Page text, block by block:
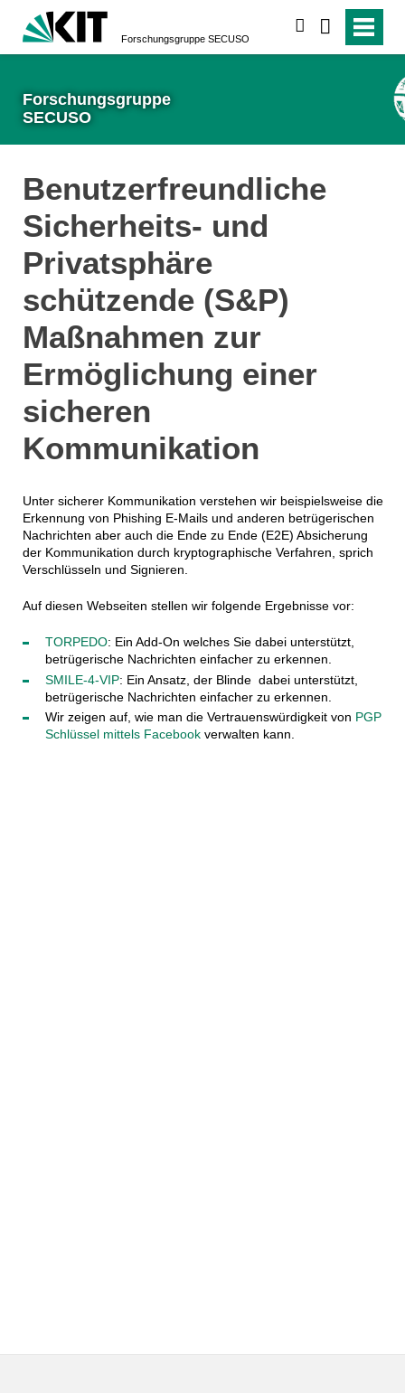
Forschungsgruppe SECUSO
Forschungsgruppe
SECUSO
Benutzerfreundliche
Sicherheits- und
Privatsphäre
schützende (S&P)
Maßnahmen zur
Ermöglichung einer
sicheren
Kommunikation
Unter sicherer Kommunikation verstehen wir beispielsweise die
Erkennung von Phishing E-Mails und anderen betrügerischen
Nachrichten aber auch die Ende zu Ende (E2E) Absicherung
der Kommunikation durch kryptographische Verfahren, sprich
Verschlüsseln und Signieren.
Auf diesen Webseiten stellen wir folgende Ergebnisse vor:
TORPEDO: Ein Add-On welches Sie dabei unterstützt,
betrügerische Nachrichten einfacher zu erkennen.
SMILE-4-VIP: Ein Ansatz, der Blinde dabei unterstützt,
betrügerische Nachrichten einfacher zu erkennen.
Wir zeigen auf, wie man die Vertrauenswürdigkeit von PGP
Schlüssel mittels Facebookverwalten kann.